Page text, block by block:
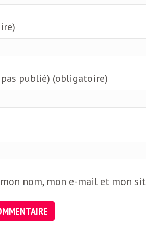
publié) (obligatoire)
nom, mon e-mail et mon